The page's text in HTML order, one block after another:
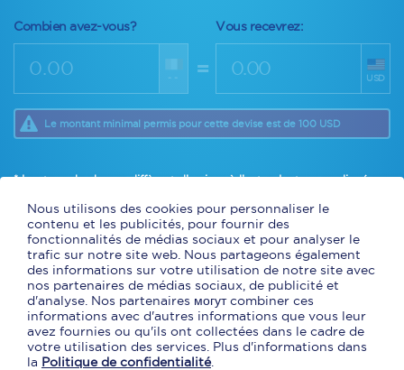
Combien avez-vous? Vous recevrez:
-- = USD
Le montant minimal permis pour cette devise est de 100 USD
* Les taux de change diffèrent d’un jour à l’autre. Le taux appliqué sur
transaction en succursale.
* En commandant en ligne avec Cliquer et Collecter, vous obtenez un
taux de change exclusif et préférentiel. Des frais de concessions
s'appliqueront. (9,95 $ aéroport, 4,95 $ centre d'achat)
* Argent comptant et cartes de débit canadiennes seulement.
Nous utilisons des cookies pour personnaliser le
contenu et les publicités, pour fournir des
fonctionnalités de médias sociaux et pour analyser le
trafic sur notre site web. Nous partageons également
des informations sur votre utilisation de notre site avec
nos partenaires de médias sociaux, de publicité et
d'analyse. Nos partenaires могут combiner ces
informations avec d'autres informations que vous leur
avez fournies ou qu'ils ont collectées dans le cadre de
votre utilisation des services. Plus d'informations dans
la Politique de confidentialité.